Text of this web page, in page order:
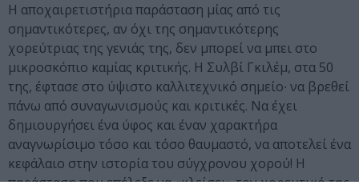
Η αποχαιρετιστήρια παράσταση μίας από τις
σημαντικότερες, αν όχι της σημαντικότερης
χορεύτριας της γενιάς της, δεν μπορεί να μπει στο
μικροσκόπιο καμίας κριτικής. Η Συλβί Γκιλέμ, στα 50
της, έφτασε στο ύψιστο καλλιτεχνικό σημείο∙ να βρεθεί
πάνω από συναγωνισμούς και κριτικές. Να έχει
δημιουργήσει ένα ύφος και έναν χαρακτήρα
αναγνωρίσιμο τόσο και τόσο θαυμαστό, να αποτελεί ένα
κεφάλαιο στην ιστορία του σύγχρονου χορού! Η
παράσταση που επέλεξε να «κλείσει» τον χορευτικό της